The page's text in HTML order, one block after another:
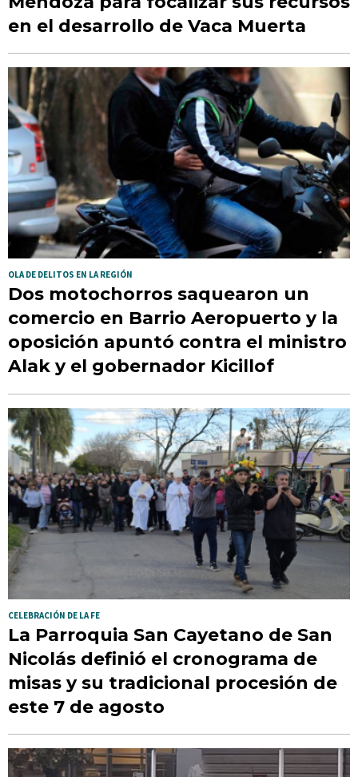
en el desarrollo de Vaca Muerta
OLA DE DELITOS EN LA REGIÓN
Dos motochorros saquearon un
comercio en Barrio Aeropuerto y la
oposición apuntó contra el ministro
Alak y el gobernador Kicillof
CELEBRACIÓN DE LA FE
La Parroquia San Cayetano de San
Nicolás definió el cronograma de
misas y su tradicional procesión de
este 7 de agosto